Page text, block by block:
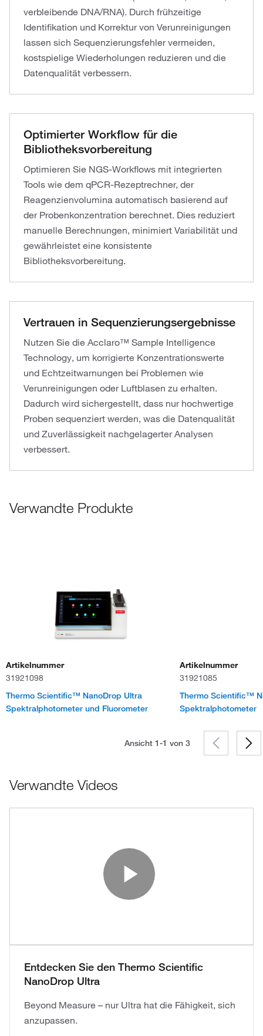
verbleibende DNA/RNA). Durch frühzeitige
Identifikation und Korrektur von Verunreinigungen
lassen sich Sequenzierungsfehler vermeiden,
kostspielige Wiederholungen reduzieren und die
Datenqualität verbessern.
Optimierter Workflow für die
Bibliotheksvorbereitung
Optimieren Sie NGS-Workflows mit integrierten
Tools wie dem qPCR-Rezeptrechner, der
Reagenzienvolumina automatisch basierend auf
der Probenkonzentration berechnet. Dies reduziert
manuelle Berechnungen, minimiert Variabilität und
gewährleistet eine konsistente
Bibliotheksvorbereitung.
Vertrauen in Sequenzierungsergebnisse
Nutzen Sie die Acclaro™ Sample Intelligence
Technology, um korrigierte Konzentrationswerte
und Echtzeitwarnungen bei Problemen wie
Verunreinigungen oder Luftblasen zu erhalten.
Dadurch wird sichergestellt, dass nur hochwertige
Proben sequenziert werden, was die Datenqualität
und Zuverlässigkeit nachgelagerter Analysen
verbessert.
Verwandte Produkte
Artikelnummer
31921098
Thermo Scientific™ NanoDrop Ultra
Spektralphotometer und Fluorometer
Artikelnummer
31921085
Thermo Scientific™
Spektralphotometer
Ansicht 1-1 von 3
Verwandte Videos
Play
Entdecken Sie den Thermo Scientific
NanoDrop Ultra
Beyond Measure – nur Ultra hat die Fähigkeit, sich
anzupassen.